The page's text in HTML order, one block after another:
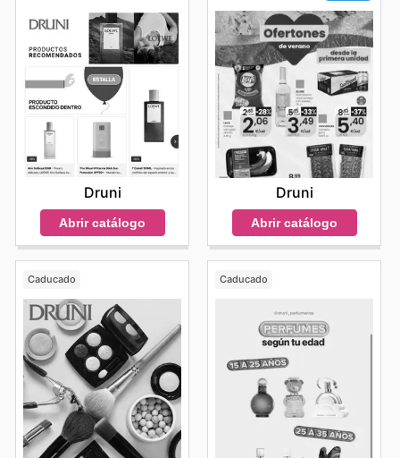
Druni
Abrir catálogo
Druni
Abrir catálogo
Caducado Caducado